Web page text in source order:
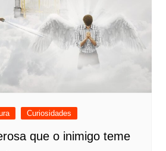
Curiosidades
que o inimigo teme